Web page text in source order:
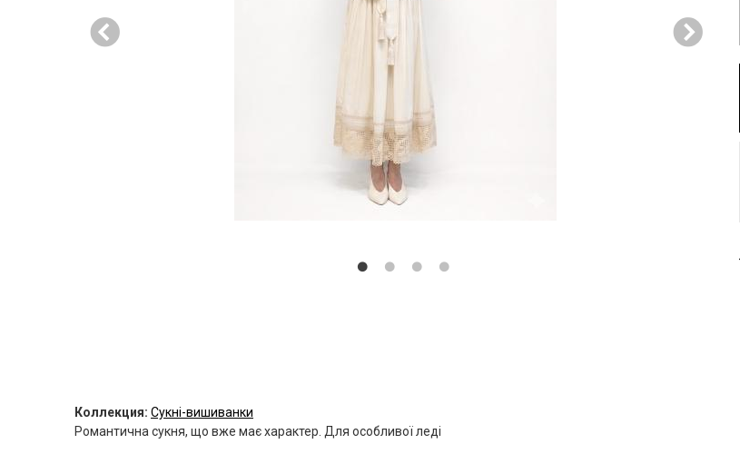
Коллекция: Сукні-вишиванки
Романтична сукня, що вже має характер. Для особливої леді